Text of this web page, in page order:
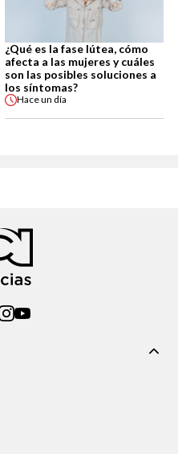
¿Qué es la fase lútea, cómo
afecta a las mujeres y cuáles
son las posibles soluciones a
los síntomas?
Haceun día